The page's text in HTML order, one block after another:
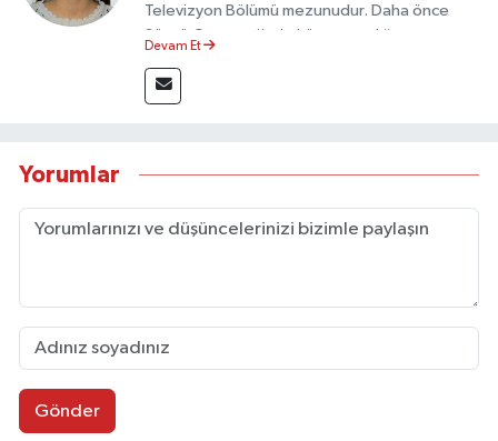
Televizyon Bölümü mezunudur. Daha önce
Sözcü Gazetesi’nde köşe yazarlığı yapmış ve
Devam Et
Yorumlar
Gönder